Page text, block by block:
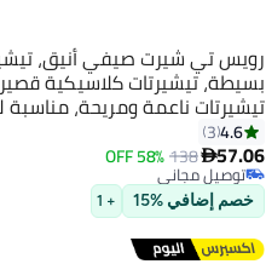
رويس تي شيرت صيفي أنيق،
بسيطة، تيشيرتات كلاسيكية
تيشيرتات ناعمة ومريحة، مناسبة
أي مناسبة
4.6
3
57.06
138
58% OFF
توصيل مجاني
توصيل مجاني
خصم إضافي %15 + 1